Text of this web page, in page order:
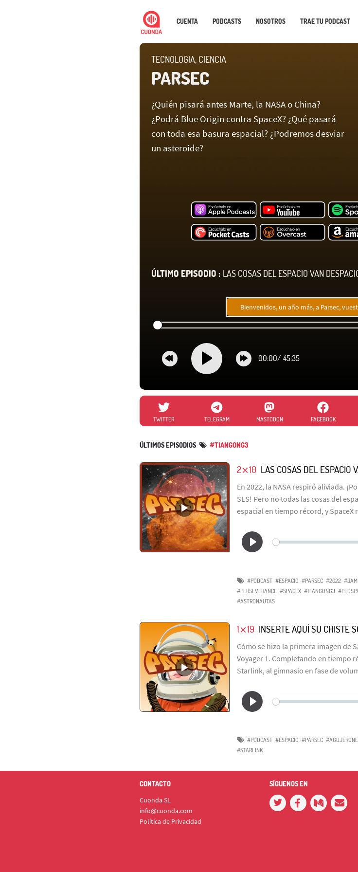
CUENTA PODCASTS NOSOTROS TRAE TU PODCAST
TECNOLOGIA, CIENCIA
PARSEC
¿Quién pisará antes Marte, la NASA o China?
¿Podrá Blue Origin contra SpaceX? ¿Qué pasará
con toda esa basura espacial? ¿Podremos desviar
un asteroide?
ÚLTIMO EPISODIO : LAS COSAS DEL ESPACIO VAN
Bienvenidos, un año más, a Parsec,
00:00/ 45:35
TWITTER TELEGRAM MASTODON FACEBOOK
ÚLTIMOS EPISODIOS #TIANGONG3
2⨯10 LAS COSAS DEL ESPACIO
En 2022, la NASA respiró aliviada.
SLS! Pero no todas las cosas del
espacial en tiempo récord, y SpaceX
#PODCAST #ESPACIO #PARSEC #2022
#PERSEVERANCE #SPACEX #TIANGONG3
#ASTRONAUTAS
1⨯19 INSERTE AQUÍ SU CHISTE
Cómo se hizo la primera imagen de
Voyager 1. Completando en tiempo
Starlink, al gimnasio en fase de
#PODCAST #ESPACIO #PARSEC
#STARLINK
CONTACTO
Cuonda SL
info@cuonda.com
Política de Privacidad
SÍGUENOS EN